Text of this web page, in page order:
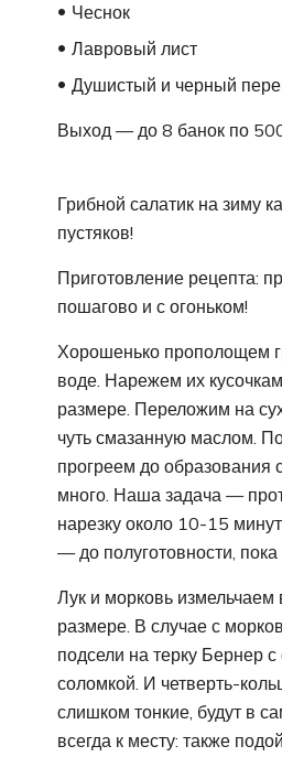
Чеснок
Лавровый лист
Душистый и черный
Выход — до 8 банок по
Грибной салатик на зиму
пустяков!
Приготовление рецепта:
пошагово и с огоньком!
Хорошенько прополощем
воде. Нарежем их
размере. Переложим на
чуть смазанную маслом.
прогреем до образования
много. Наша задача —
нарезку около 10-15
— до полуготовности,
Лук и морковь
размере. В случае с
подсели на терку Бернер с
соломкой. И четверть-
слишком тонкие, будут в
всегда к месту: также